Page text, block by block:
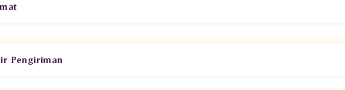
Pengiriman